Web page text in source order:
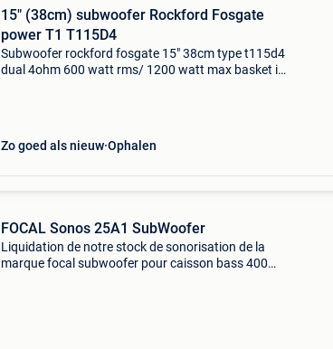
15" (38cm) subwoofer Rockford Fosgate
power T1 T115D4
Subwoofer rockford fosgate 15" 38cm type t115d4
dual 4ohm 600 watt rms/ 1200 watt max basket is
Zo goed als nieuw Ophalen
FOCAL Sonos 25A1 SubWoofer
Liquidation de notre stock de sonorisation de la
marque focal subwoofer pour caisson bass 400